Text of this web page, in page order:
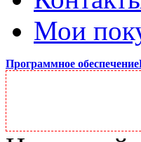
Мои
Программное обеспечение